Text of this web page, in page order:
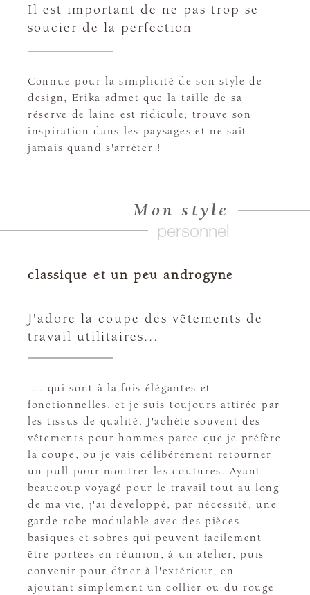
Il est important de ne pas trop se
soucier de la perfection
Connue pour la simplicité de son style de
design, Erika admet que la taille de sa
réserve de laine est ridicule, trouve son
inspiration dans les paysages et ne sait
jamais quand s'arrêter !
Mon style
personnel
classique et un peu androgyne
J'adore la coupe des vêtements de
travail utilitaires...
... qui sont à la fois élégantes et
fonctionnelles, et je suis toujours attirée par
les tissus de qualité. J'achète souvent des
vêtements pour hommes parce que je préfère
la coupe, ou je vais délibérément retourner
un pull pour montrer les coutures. Ayant
beaucoup voyagé pour le travail tout au long
de ma vie, j'ai développé, par nécessité, une
garde-robe modulable avec des pièces
basiques et sobres qui peuvent facilement
être portées en réunion, à un atelier, puis
convenir pour dîner à l'extérieur, en
ajoutant simplement un collier ou du rouge